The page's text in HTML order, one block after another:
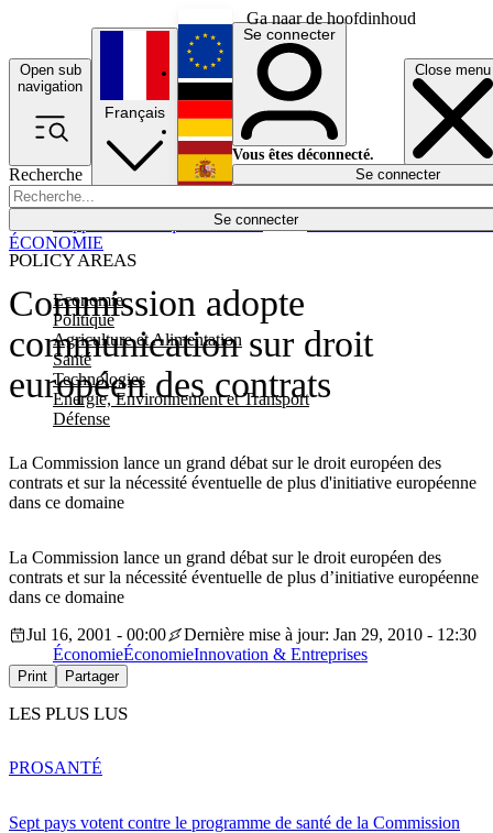
Ga naar de hoofdinhoud
Open sub
navigation
Close menu
Recherche
Se connecter
POLICY AREAS
Economie
Politique
Agriculture et Alimentation
Santé
Technologies
Energie, Environnement et Transport
Défense
Économie
Français
English
Deutsch
Español
Se connecter
Vous êtes déconnecté.
Se connecter
Commission adopte
communication sur droit
européen des contrats
La Commission lance un grand débat sur le droit européen des
contrats et sur la nécessité éventuelle de plus d'initiative européenne
dans ce domaine
ÉCONOMIE
La Commission lance un grand débat sur le droit européen des
contrats et sur la nécessité éventuelle de plus d’initiative européenne
dans ce domaine
Jul 16, 2001 - 00:00
Dernière mise à jour: Jan 29, 2010 - 12:30
ÉconomieÉconomieInnovation & Entreprises
Print Partager
LES PLUS LUS
Sept pays votent contre le programme de santé de la Commission
PROSANTÉ